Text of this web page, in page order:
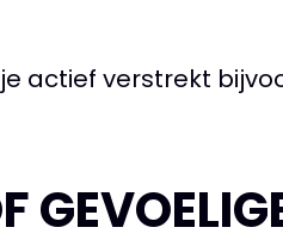
actief verstrekt